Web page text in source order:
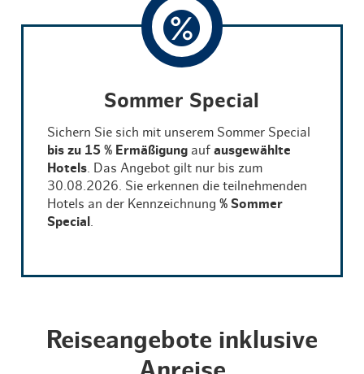
Sommer Special
Sichern Sie sich mit unserem Sommer Special
bis zu 15 % Ermäßigung aufausgewählte
Hotels . Das Angebot gilt nur bis zum
30.08.2026. Sie erkennen die teilnehmenden
Hotels an der Kennzeichnung% Sommer
Special
Reiseangebote inklusive